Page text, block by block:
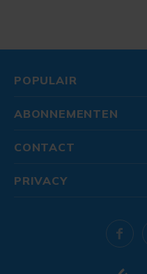
POPULAIR
ABONNEMENTEN
CONTACT
PRIVACY